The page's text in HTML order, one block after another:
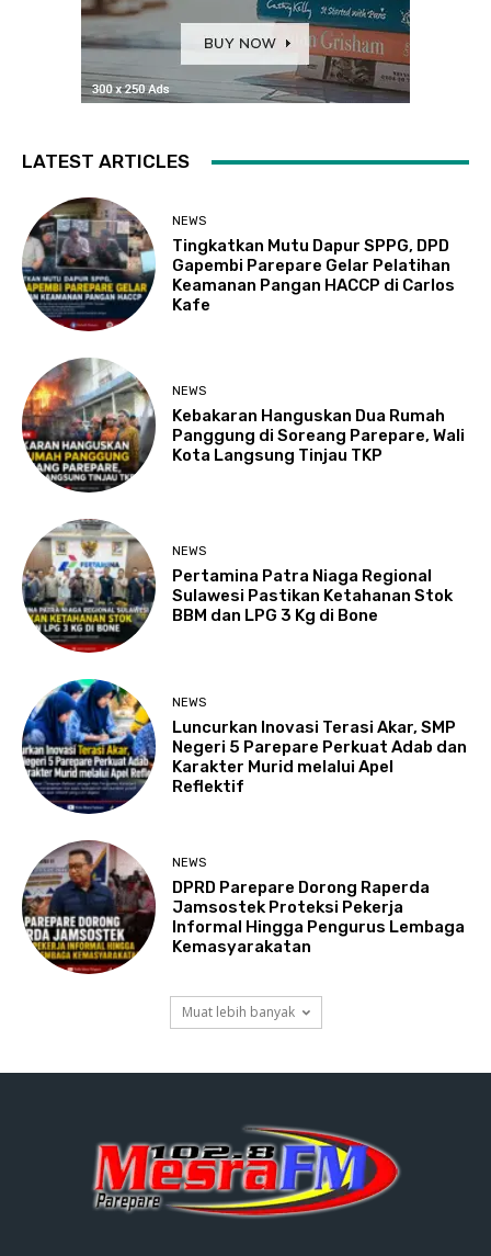
LATEST ARTICLES
NEWS
Tingkatkan Mutu Dapur SPPG, DPD
Gapembi Parepare Gelar Pelatihan
Keamanan Pangan HACCP di Carlos
Kafe
NEWS
Kebakaran Hanguskan Dua Rumah
Panggung di Soreang Parepare, Wali
Kota Langsung Tinjau TKP
NEWS
Pertamina Patra Niaga Regional
Sulawesi Pastikan Ketahanan Stok
BBM dan LPG 3 Kg di Bone
NEWS
Luncurkan Inovasi Terasi Akar, SMP
Negeri 5 Parepare Perkuat Adab dan
Karakter Murid melalui Apel
Reflektif
NEWS
DPRD Parepare Dorong Raperda
Jamsostek Proteksi Pekerja
Informal Hingga Pengurus Lembaga
Kemasyarakatan
Muat lebih banyak